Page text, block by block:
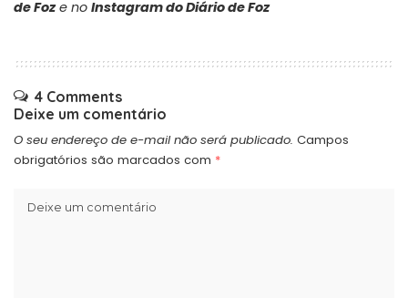
de Foze no Instagram do Diário de Foz
4 Comments
Deixe um comentário
O seu endereço de e-mail não será publicado. Campos
obrigatórios são marcados com *